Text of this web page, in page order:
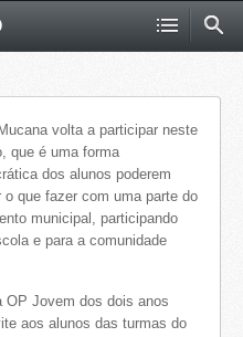
volta a participar neste
que é uma forma
dos alunos poderem
o que fazer com uma parte do
municipal, participando
e para a comunidade
OP Jovem dos dois anos
aos alunos das turmas do